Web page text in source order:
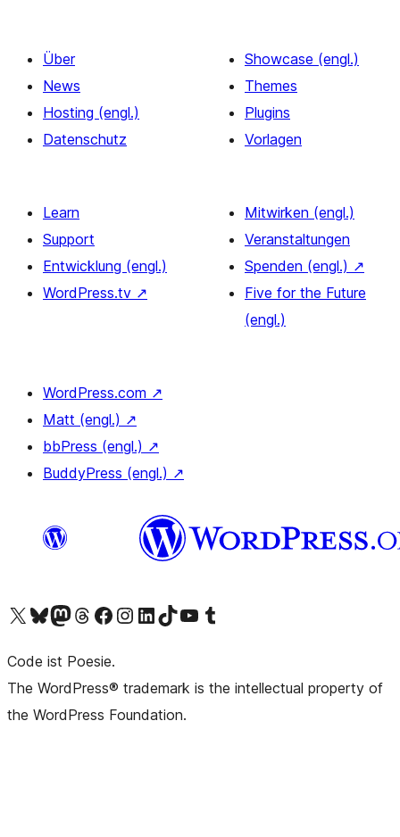
Über
News
Hosting (engl.)
Datenschutz
Showcase (engl.)
Themes
Plugins
Vorlagen
Learn
Support
Entwicklung (engl.)
WordPress.tv ↗
Mitwirken (engl.)
Veranstaltungen
Spenden (engl.) ↗
Five for the Future
(engl.)
WordPress.com ↗
Matt (engl.) ↗
bbPress (engl.) ↗
BuddyPress (engl.) ↗
Unser X-Konto (früher Twitter) besuchen
Unser Bluesky-Konto besuchen
Unser Mastodon-Konto besuchen
Unser Threads-Konto besuchen
Unsere Facebook-Seite besuchen
Unser Instagram-Konto besuchen
Unser LinkedIn-Konto besuchen
Unser TikTok-Konto besuchen
Unseren YouTube-Kanal besuchen
Unser Tumblr-Konto besuchen
Code ist Poesie.
The WordPress® trademark is the intellectual property of
the WordPress Foundation.